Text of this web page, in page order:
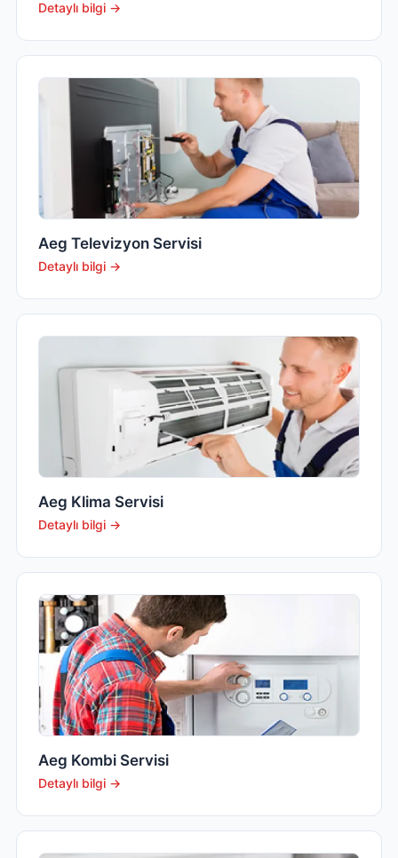
Detaylı bilgi →
Aeg Televizyon Servisi
Detaylı bilgi →
Aeg Klima Servisi
Detaylı bilgi →
Aeg Kombi Servisi
Detaylı bilgi →